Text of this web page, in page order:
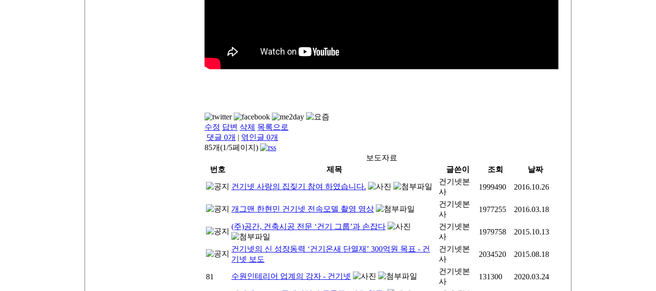
수정 답변 삭제 목록으로
댓글 0개 | 엮인글 0개
85개(1/5페이지)
보도자료
번호
제목 글쓴이 조회 날짜
건기넷 사랑의 집짖기 참여 하였습니다.
건기넷본
사
1999490 2016.10.26
개그맨 한현민 건기넷 전속모델 촬영 영상
건기넷본
사
1977255 2016.03.18
(주)공간, 건축시공 전문 ‘건기 그룹’과 손잡다
건기넷본
사
1979758 2015.10.13
건기넷의 신 성장동력 ‘건기온새 단열재’ 300억원 목표 - 건
기넷 보도
건기넷본
사
2034520 2015.08.18
81 수원인테리어 업계의 강자 - 건기넷
건기넷본
사
131300 2020.03.24